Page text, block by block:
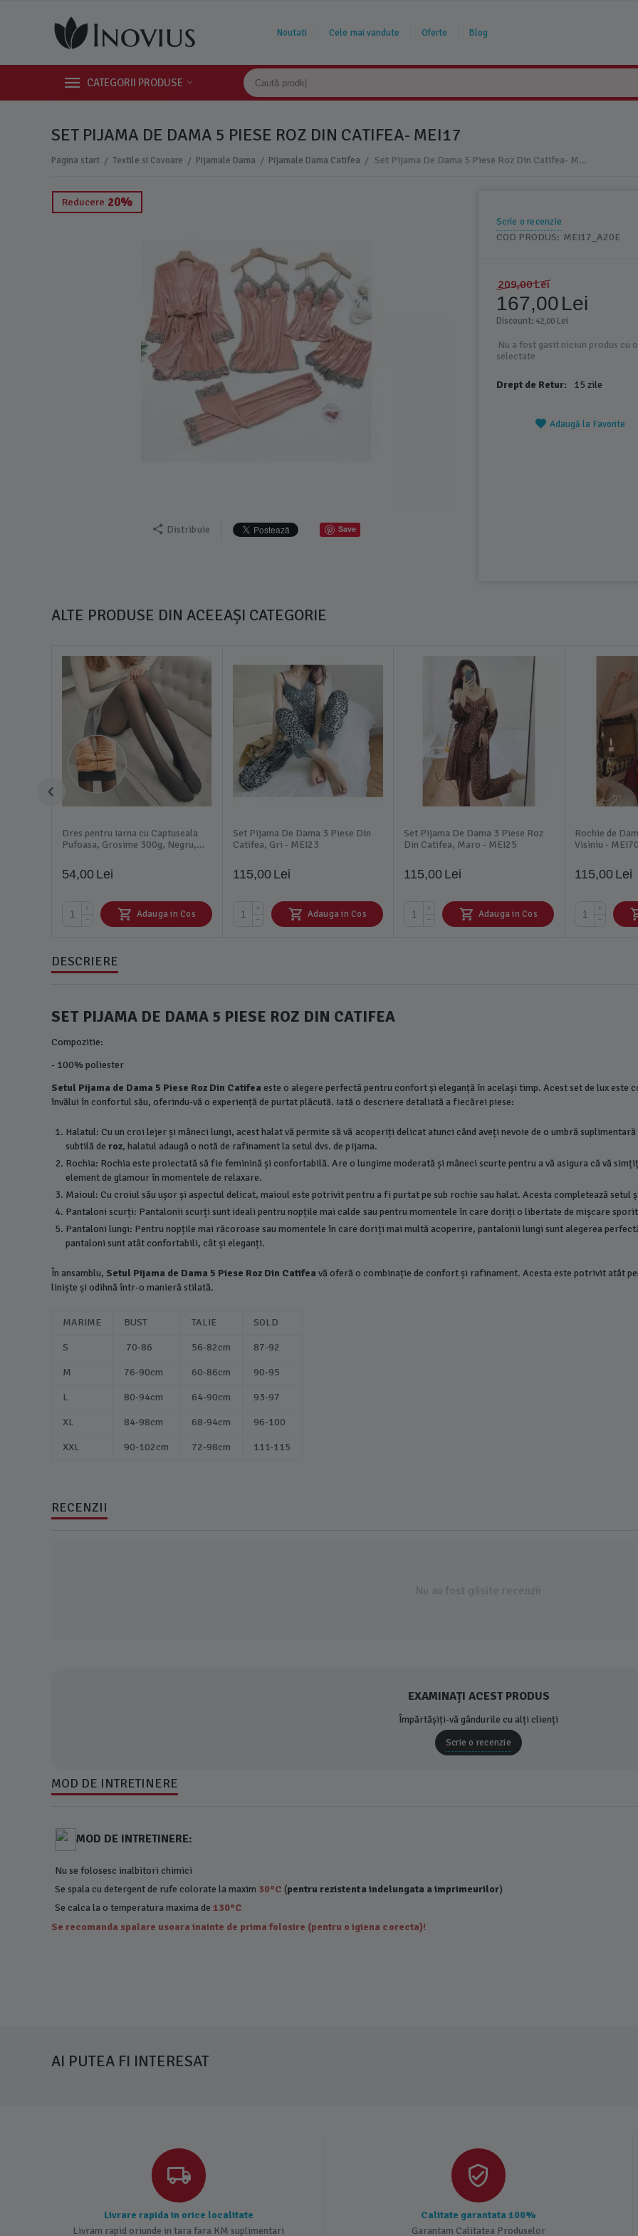
Noutati Cele mai vandute Oferte Blog
CATEGORII PRODUSE
SET PIJAMA DE DAMA 5 PIESE ROZ DIN CATIFEA- MEI17
Pagina start / Textile si Covoare / Pijamale Dama / Pijamale Dama Catifea / Set Pijama De Dama 5 Piese Roz Din Catifea- MEI17
Reducere 20%
Distribuie Save
Scrie o recenzie
COD PRODUS: MEI17_A20E
209,00Lei
167,00Lei
Discount: 42,00 Lei
Nu a fost gasit niciun produs cu
selectate
Drept de Retur: 15 zile
Adaugă la Favorite
ALTE PRODUSE DIN ACEEAȘI CATEGORIE
Dres pentru Iarna cu Captuseala
Pufoasa, Grosime 300g, Negru,
54,00 Lei
+
−
Adauga in Cos
Set Pijama De Dama 3 Piese Din
Catifea, Gri - MEI23
115,00 Lei
+
−
Adauga in Cos
Set Pijama De Dama 3 Piese Roz
Din Catifea, Maro - MEI25
115,00 Lei
+
−
Adauga in Cos
Rochie de
Visiniu -
115,00 Lei
+
−
DESCRIERE
SET PIJAMA DE DAMA 5 PIESE ROZ DIN CATIFEA
Compozitie:
- 100% poliester
Setul Pijama de Dama 5 Piese Roz Din Catifea este o alegere perfectă pentru confort și eleganță în același timp. Acest set de lux
învălui în confortul său, oferindu-vă o experiență de purtat plăcută. Iată o descriere detaliată a fiecărei piese:
Halatul: Cu un croi lejer și mâneci lungi, acest halat vă permite să vă acoperiți delicat atunci când aveți nevoie de o umbră
subtilă de roz, halatul adaugă o notă de rafinament la setul dvs. de pijama.
Rochia: Rochia este proiectată să fie feminină și confortabilă. Are o lungime moderată și mâneci scurte pentru a vă asigura că vă
element de glamour în momentele de relaxare.
Maioul: Cu croiul său ușor și aspectul delicat, maioul este potrivit pentru a fi purtat pe sub rochie sau halat. Acesta completează
Pantaloni scurți: Pantalonii scurți sunt ideali pentru nopțile mai calde sau pentru momentele în care doriți o libertate de mișcare
Pantaloni lungi: Pentru nopțile mai răcoroase sau momentele în care doriți mai multă acoperire, pantalonii lungi sunt alegerea
pantaloni sunt atât confortabili, cât și eleganți.
În ansamblu, Setul Pijama de Dama 5 Piese Roz Din Catifea vă oferă o combinație de confort și rafinament. Acesta este potrivit atât
liniște și odihnă într-o manieră stilată.
MARIME BUST TALIE SOLD
S 70-86 56-82cm 87-92
M 76-90cm 60-86cm 90-95
L 80-94cm 64-90cm 93-97
XL 84-98cm 68-94cm 96-100
XXL 90-102cm 72-98cm 111-115
RECENZII
Nu au fost găsite recenzii
EXAMINAȚI ACEST PRODUS
Împărtășiți-vă gândurile cu alți clienți
Scrie o recenzie
MOD DE INTRETINERE
MOD DE INTRETINERE:
Nu se folosesc inalbitori chimici
Se spala cu detergent de rufe colorate la maxim 30°C (pentru rezistenta indelungata a imprimeurilor)
Se calca la o temperatura maxima de130°C
Se recomanda spalare usoara inainte de prima folosire (pentru o igiena corecta)!
AI PUTEA FI INTERESAT
Livrare rapida in orice localitate
Livram rapid oriunde in tara fara KM suplimentari
Calitate garantata 100%
Garantam Calitatea Produselor